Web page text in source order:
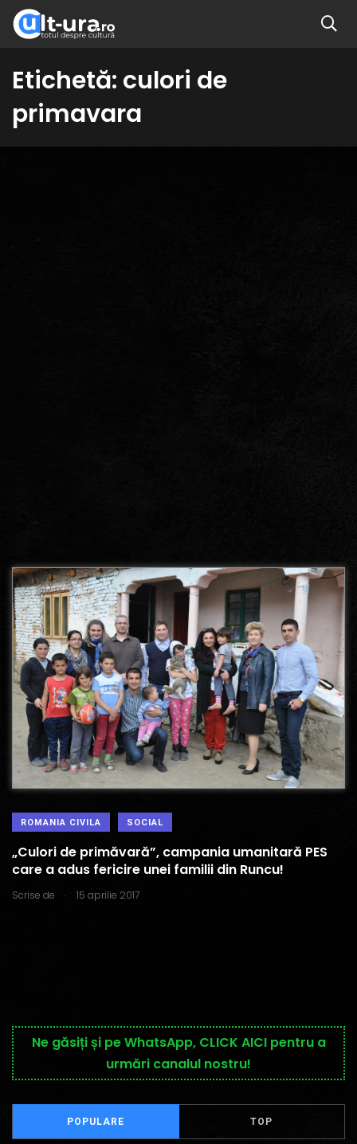
Etichetă: culori de
primavara
ROMANIA CIVILA SOCIAL
„Culori de primăvară”, campania umanitară PES
care a adus fericire unei familii din Runcu!
Scrise de . 15 aprilie 2017
Ne găsiți și pe WhatsApp, CLICK AICI pentru a
urmări canalul nostru!
POPULARE TOP